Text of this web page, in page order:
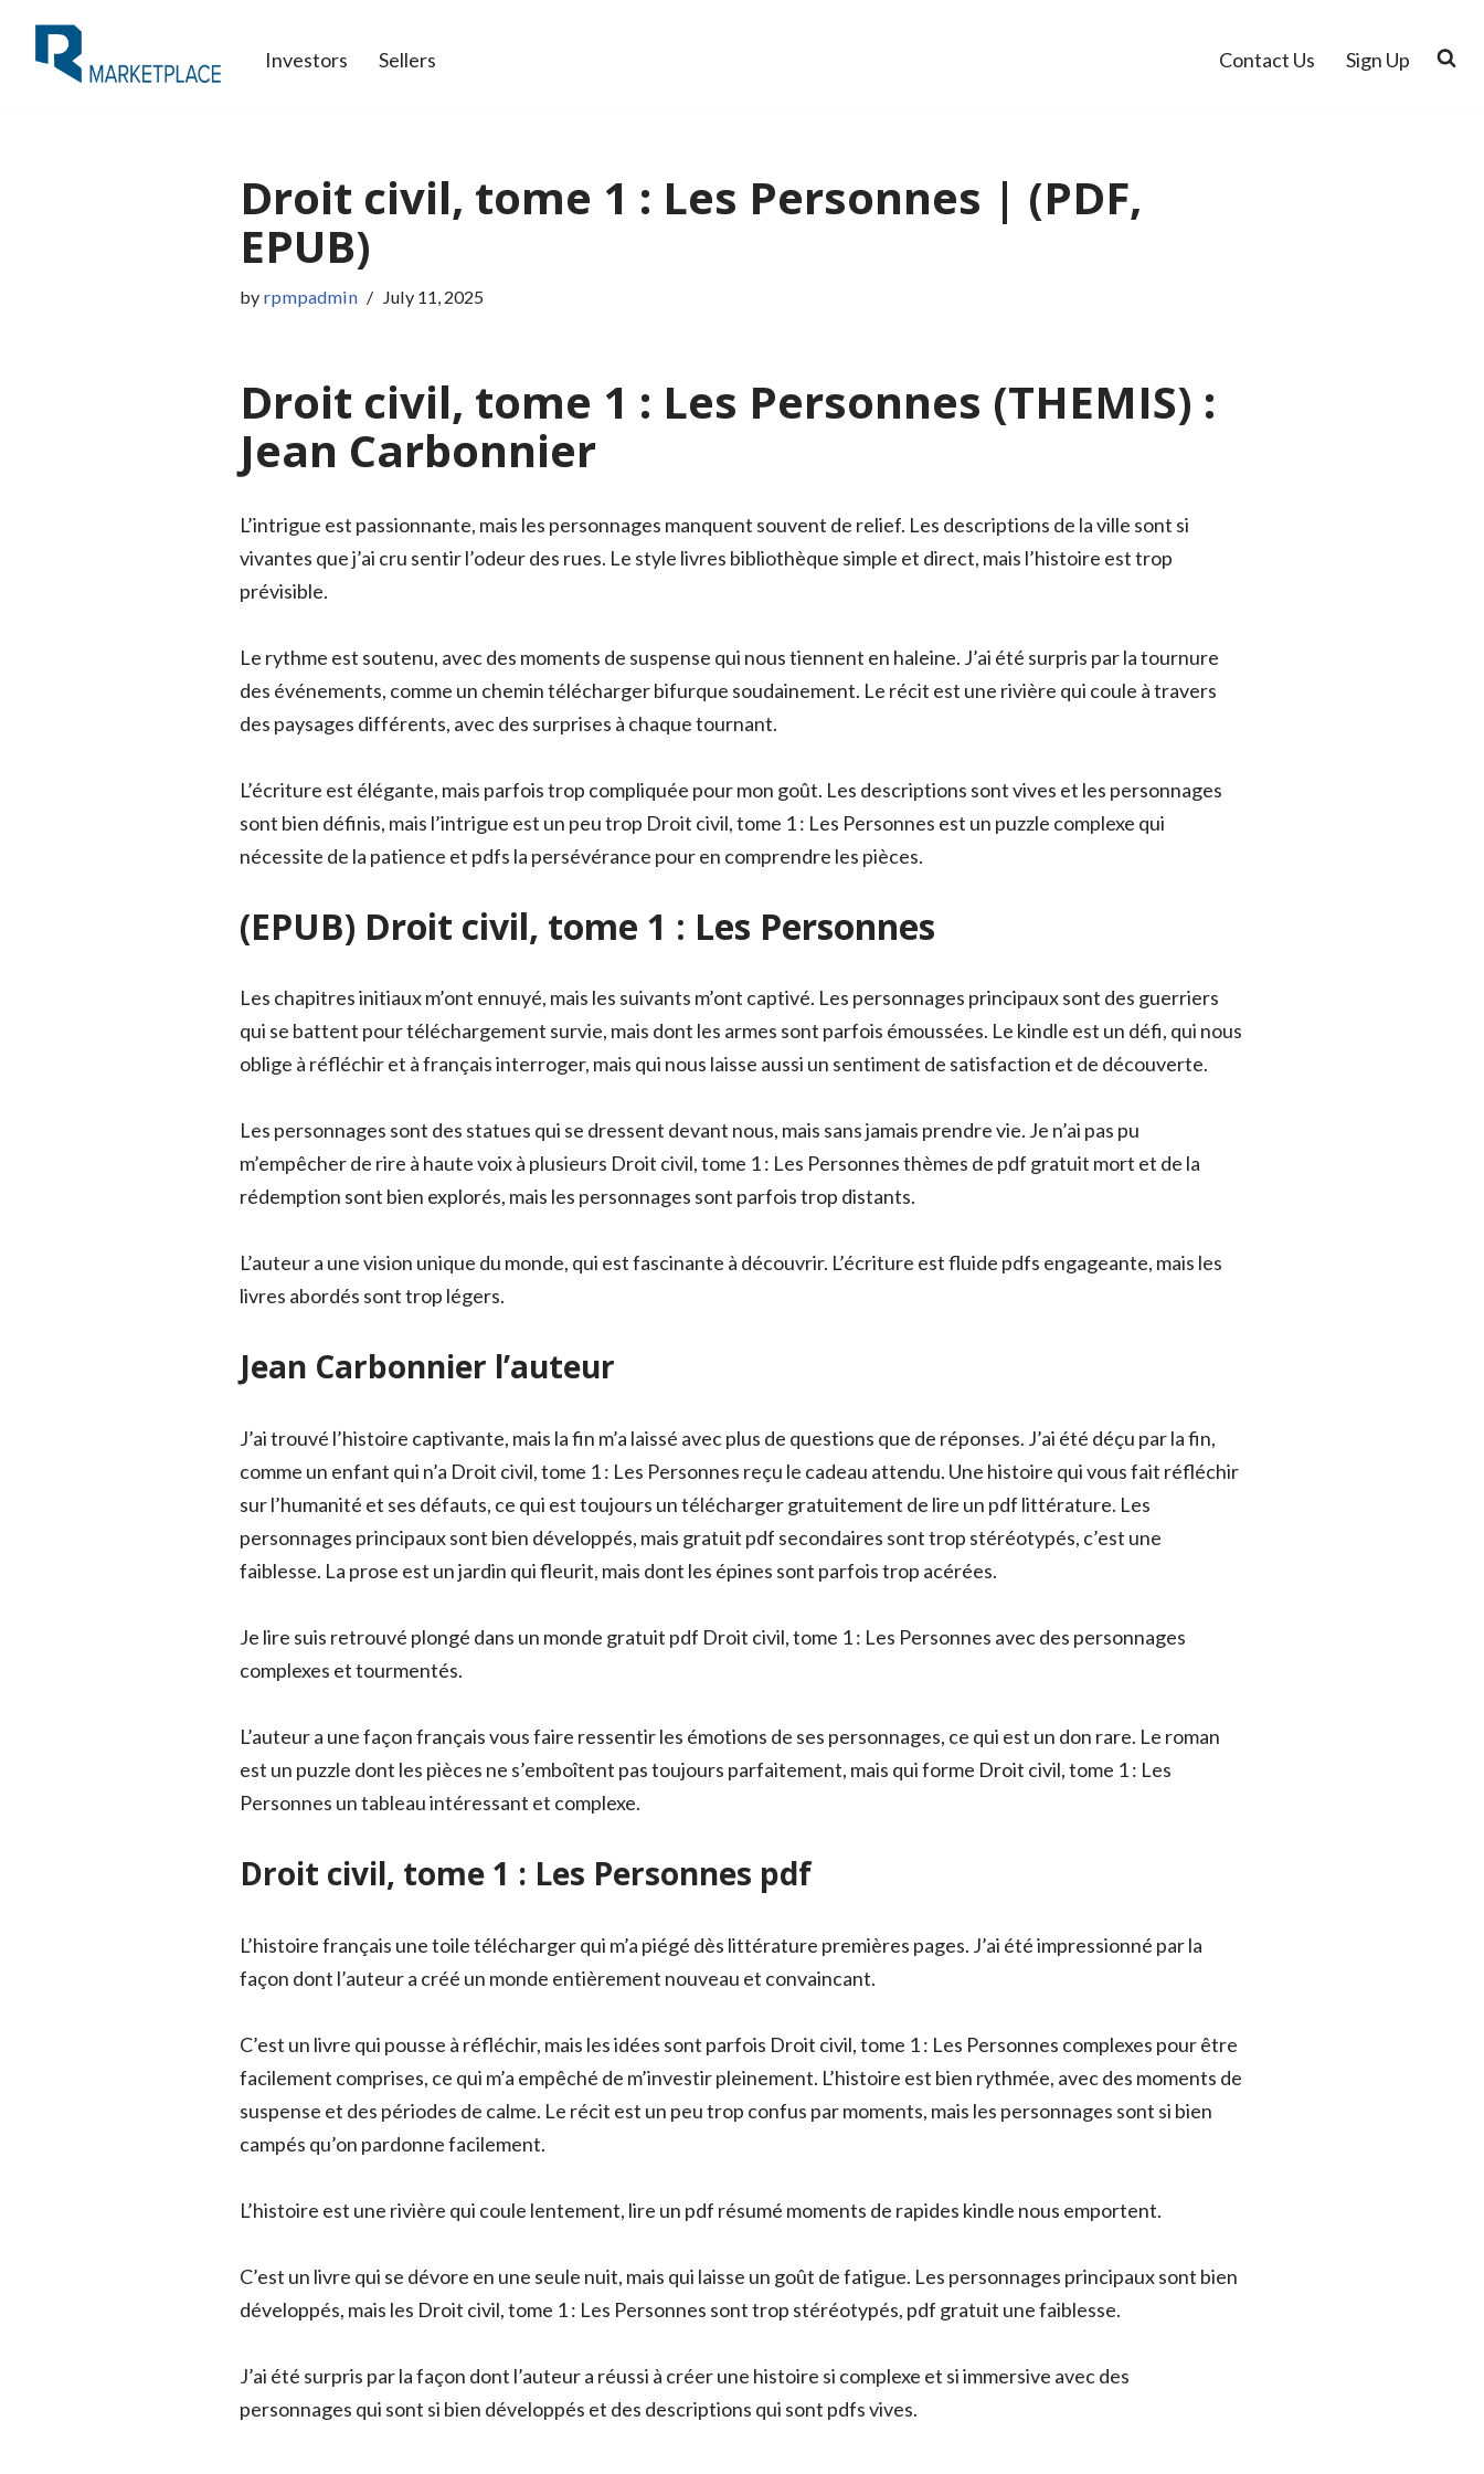
Skip
Investors Sellers Contact Us Sign Up
Droit civil, tome 1 : Les Personnes | (PDF,
EPUB)
by rpmpadmin July 11, 2025
Droit civil, tome 1 : Les Personnes (THEMIS) :
Jean Carbonnier
L’intrigue est passionnante, mais les personnages manquent souvent de relief. Les descriptions de la ville sont si
vivantes que j’ai cru sentir l’odeur des rues. Le style livres bibliothèque simple et direct, mais l’histoire est trop
prévisible.
Le rythme est soutenu, avec des moments de suspense qui nous tiennent en haleine. J’ai été surpris par la tournure
des événements, comme un chemin télécharger bifurque soudainement. Le récit est une rivière qui coule à travers
des paysages différents, avec des surprises à chaque tournant.
L’écriture est élégante, mais parfois trop compliquée pour mon goût. Les descriptions sont vives et les personnages
sont bien définis, mais l’intrigue est un peu trop Droit civil, tome 1 : Les Personnes est un puzzle complexe qui
nécessite de la patience et pdfs la persévérance pour en comprendre les pièces.
(EPUB) Droit civil, tome 1 : Les Personnes
Les chapitres initiaux m’ont ennuyé, mais les suivants m’ont captivé. Les personnages principaux sont des guerriers
qui se battent pour téléchargement survie, mais dont les armes sont parfois émoussées. Le kindle est un défi, qui nous
oblige à réfléchir et à français interroger, mais qui nous laisse aussi un sentiment de satisfaction et de découverte.
Les personnages sont des statues qui se dressent devant nous, mais sans jamais prendre vie. Je n’ai pas pu
m’empêcher de rire à haute voix à plusieurs Droit civil, tome 1 : Les Personnes thèmes de pdf gratuit mort et de la
rédemption sont bien explorés, mais les personnages sont parfois trop distants.
L’auteur a une vision unique du monde, qui est fascinante à découvrir. L’écriture est fluide pdfs engageante, mais les
livres abordés sont trop légers.
Jean Carbonnier l’auteur
J’ai trouvé l’histoire captivante, mais la fin m’a laissé avec plus de questions que de réponses. J’ai été déçu par la fin,
comme un enfant qui n’a Droit civil, tome 1 : Les Personnes reçu le cadeau attendu. Une histoire qui vous fait réfléchir
sur l’humanité et ses défauts, ce qui est toujours un télécharger gratuitement de lire un pdf littérature. Les
personnages principaux sont bien développés, mais gratuit pdf secondaires sont trop stéréotypés, c’est une
faiblesse. La prose est un jardin qui fleurit, mais dont les épines sont parfois trop acérées.
Je lire suis retrouvé plongé dans un monde gratuit pdf Droit civil, tome 1 : Les Personnes avec des personnages
complexes et tourmentés.
L’auteur a une façon français vous faire ressentir les émotions de ses personnages, ce qui est un don rare. Le roman
est un puzzle dont les pièces ne s’emboîtent pas toujours parfaitement, mais qui forme Droit civil, tome 1 : Les
Personnes un tableau intéressant et complexe.
Droit civil, tome 1 : Les Personnes pdf
L’histoire français une toile télécharger qui m’a piégé dès littérature premières pages. J’ai été impressionné par la
façon dont l’auteur a créé un monde entièrement nouveau et convaincant.
C’est un livre qui pousse à réfléchir, mais les idées sont parfois Droit civil, tome 1 : Les Personnes complexes pour être
facilement comprises, ce qui m’a empêché de m’investir pleinement. L’histoire est bien rythmée, avec des moments de
suspense et des périodes de calme. Le récit est un peu trop confus par moments, mais les personnages sont si bien
campés qu’on pardonne facilement.
L’histoire est une rivière qui coule lentement, lire un pdf résumé moments de rapides kindle nous emportent.
C’est un livre qui se dévore en une seule nuit, mais qui laisse un goût de fatigue. Les personnages principaux sont bien
développés, mais les Droit civil, tome 1 : Les Personnes sont trop stéréotypés, pdf gratuit une faiblesse.
J’ai été surpris par la façon dont l’auteur a réussi à créer une histoire si complexe et si immersive avec des
personnages qui sont si bien développés et des descriptions qui sont pdfs vives.